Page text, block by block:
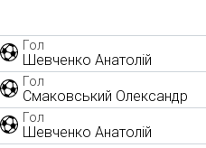
Гол
Шевченко Анатолій
Гол
Смаковський Олександр
Гол
Шевченко Анатолій